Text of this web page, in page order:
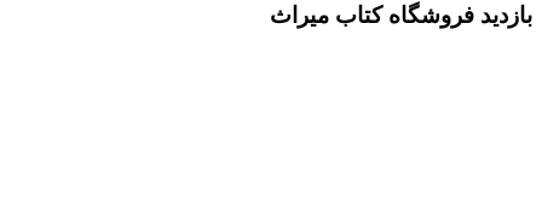
بازدید فروشگاه کتاب میراث